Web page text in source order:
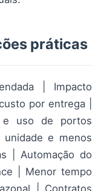
práticas
| Impacto
por entrega |
e uso de portos
e menos
| Automação do
| Menor tempo
| Contratos